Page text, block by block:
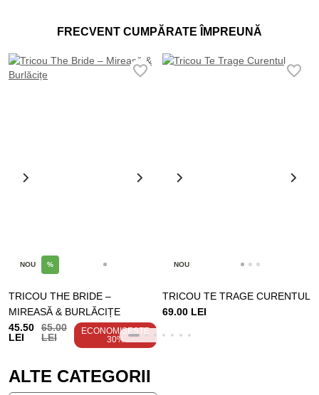
FRECVENT CUMPĂRATE ÎMPREUNĂ
NOU %
TRICOU THE BRIDE –
MIREASĂ & BURLĂCIȚE
45.50
LEI
65.00
LEI
ECONOMISEȘTE
30%
NOU
TRICOU TE TRAGE CURENTUL
69.00 LEI
ALTE CATEGORII